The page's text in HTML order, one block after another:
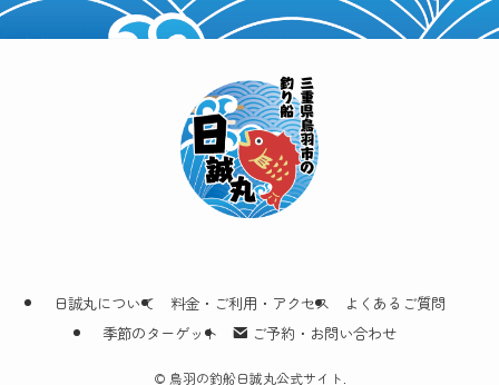
日誠丸について 料金・ご利用・アクセス
よくあるご質問
季節のターゲット
ご予約・お問い合わせ
© 鳥羽の釣船日誠丸公式サイト.